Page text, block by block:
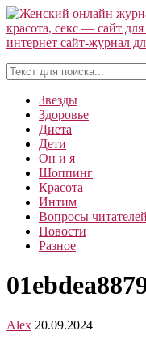
Звезды
Здоровье
Диета
Дети
Он и я
Шоппинг
Красота
Интим
Вопросы читателей
Новости
Разное
Alex 20.09.2024